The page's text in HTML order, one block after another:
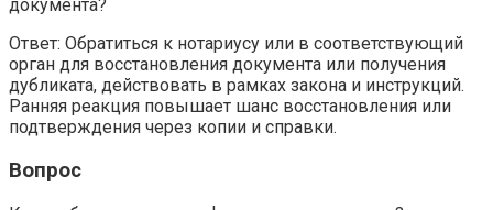
документа?
Ответ: Обратиться к нотариусу или в соответствующий
орган для восстановления документа или получения
дубликата, действовать в рамках закона и инструкций.
Ранняя реакция повышает шанс восстановления или
подтверждения через копии и справки.
Вопрос